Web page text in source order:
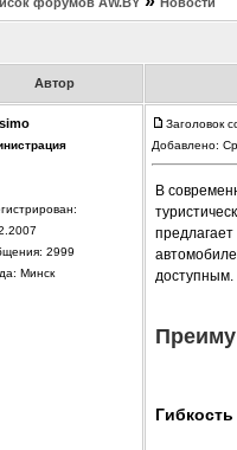
Автор
2999
Минск
Заголовок
Добавлено:
В
доступным.